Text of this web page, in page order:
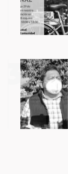
3